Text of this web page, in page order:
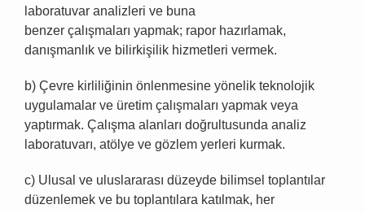
laboratuvar analizleri ve buna
benzer çalışmaları yapmak; rapor hazırlamak,
danışmanlık ve bilirkişilik hizmetleri vermek.
b) Çevre kirliliğinin önlenmesine yönelik teknolojik
uygulamalar ve üretim çalışmaları yapmak veya
yaptırmak. Çalışma alanları doğrultusunda analiz
laboratuvarı, atölye ve gözlem yerleri kurmak.
c) Ulusal ve uluslararası düzeyde bilimsel toplantılar
düzenlemek ve bu toplantılara katılmak, her